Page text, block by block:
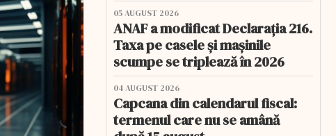
05 AUGUST 2026
ANAF a modificat Declarația 216.
Taxa pe casele și mașinile
scumpe se triplează în 2026
04 AUGUST 2026
Capcana din calendarul fiscal:
termenul care nu se amână